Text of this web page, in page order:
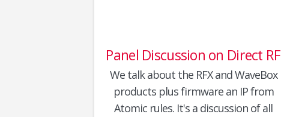
Panel Discussion on Direct RF
We talk about the RFX and WaveBox
products plus firmware an IP from
Atomic rules. It's a discussion of all